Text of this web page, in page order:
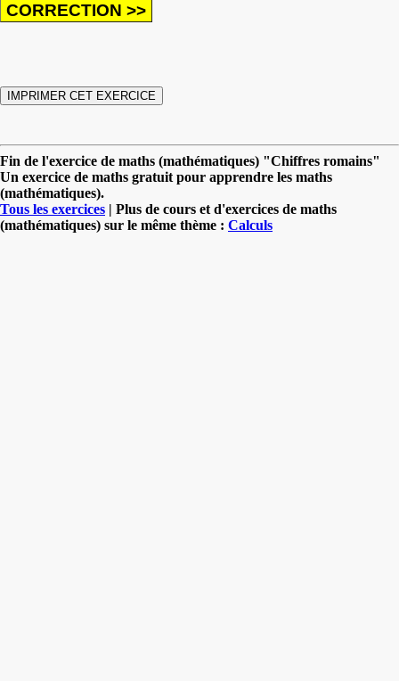
Fin de l'exercice de maths (mathématiques) "Chiffres romains"
Un exercice de maths gratuit pour apprendre les maths
(mathématiques).
Tous les exercices | Plus de cours et d'exercices de maths
(mathématiques) sur le même thème : Calculs